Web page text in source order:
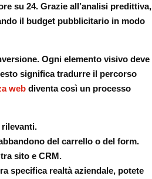
su 24. Grazie all’analisi predittiva,
il budget pubblicitario in modo
Ogni elemento visivo deve
significa tradurre il percorso
web diventa così un processo
del carrello o del form.
sito e CRM.
specifica realtà aziendale, potete